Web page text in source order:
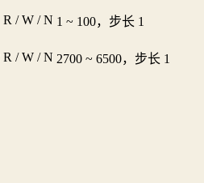
R / W / N 1 ~ 100，步长 1
R / W / N 2700 ~ 6500，步长 1